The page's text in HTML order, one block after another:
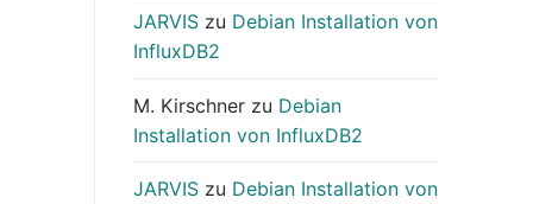
JARVIS zu Debian Installation von
InfluxDB2
M. Kirschner zu Debian
Installation von InfluxDB2
JARVIS zu Debian Installation von